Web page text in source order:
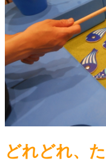
どれどれ、